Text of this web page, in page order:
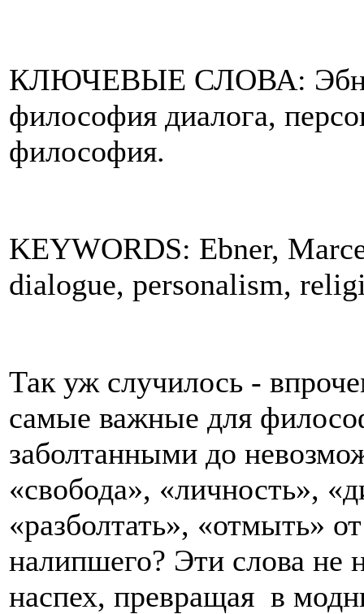
КЛЮЧЕВЫЕ СЛОВА:
философия диалога,
философия.
KEYWORDS: Ebner,
dialogue, personalism,
Так уж случилось -
самые важные для
заболтанными до
«свобода», «личность»,
«разболтать», «отмыть»
налипшего? Эти слова не
наспех, превращая в